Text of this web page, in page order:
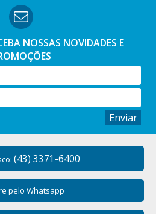
NOSSAS NOVIDADES E
Enviar
(43) 3371-6400
pelo Whatsapp